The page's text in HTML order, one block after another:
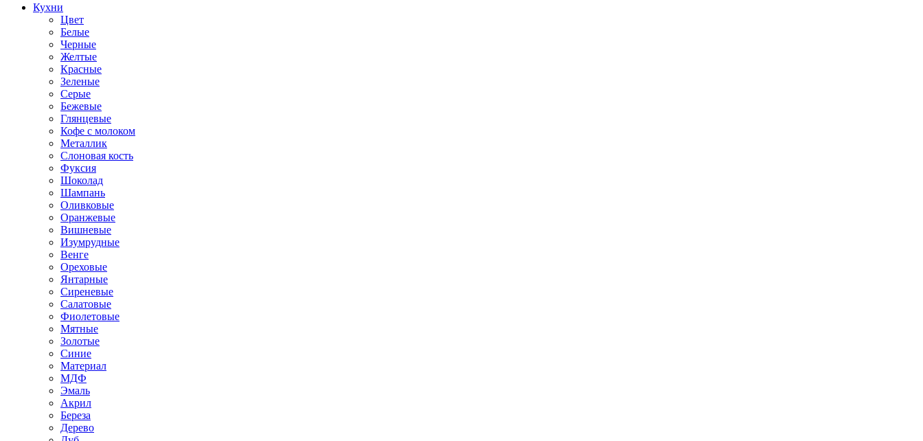
Кухни
Цвет
Белые
Черные
Желтые
Красные
Зеленые
Серые
Бежевые
Глянцевые
Кофе с молоком
Металлик
Слоновая кость
Фуксия
Шоколад
Шампань
Оливковые
Оранжевые
Вишневые
Изумрудные
Венге
Ореховые
Янтарные
Сиреневые
Салатовые
Фиолетовые
Мятные
Золотые
Синие
Материал
МДФ
Эмаль
Акрил
Береза
Дерево